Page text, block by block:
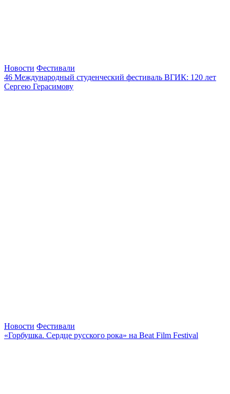
Новости Фестивали
46 Международный студенческий фестиваль ВГИК: 120 лет
Сергею Герасимову
Новости Фестивали
«Горбушка. Сердце русского рока» на Beat Film Festival